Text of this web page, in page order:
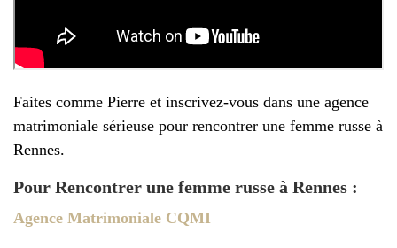
Faites comme Pierre et inscrivez-vous dans une agence
matrimoniale sérieuse pour rencontrer une femme russe à
Rennes.
Pour Rencontrer une femme russe à Rennes :
Agence Matrimoniale CQMI